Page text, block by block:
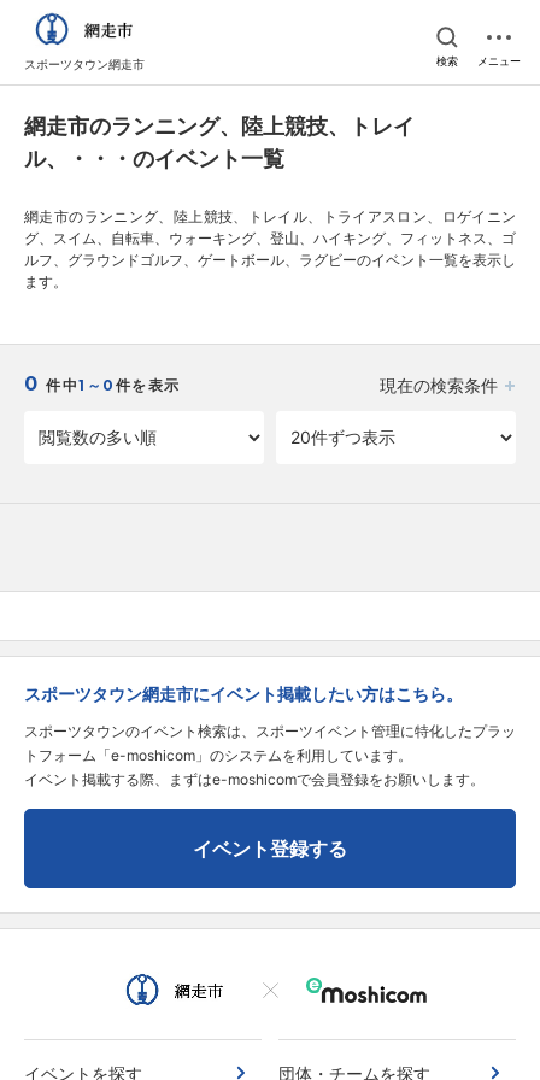
スポーツタウン網走市 検索 メニュー
網走市のランニング、陸上競技、トレイ
ル、・・・のイベント一覧
網走市のランニング、陸上競技、トレイル、トライアスロン、ロゲイニン
グ、スイム、自転車、ウォーキング、登山、ハイキング、フィットネス、ゴ
ルフ、グラウンドゴルフ、ゲートボール、ラグビーのイベント一覧を表示し
ます。
0 件中1～0 件を表示 現在の検索条件
スポーツタウン網走市にイベント掲載したい方はこちら。
スポーツタウンのイベント検索は、スポーツイベント管理に特化したプラッ
トフォーム「e-moshicom」のシステムを利用しています。
イベント掲載する際、まずはe-moshicomで会員登録をお願いします。
イベント登録する
イベントを探す 団体・チームを探す